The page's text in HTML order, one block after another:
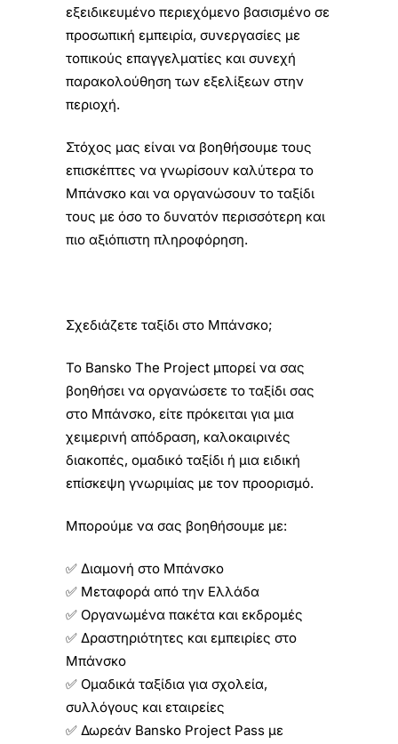
εξειδικευμένο περιεχόμενο βασισμένο σε
προσωπική εμπειρία, συνεργασίες με
τοπικούς επαγγελματίες και συνεχή
παρακολούθηση των εξελίξεων στην
περιοχή.
Στόχος μας είναι να βοηθήσουμε τους
επισκέπτες να γνωρίσουν καλύτερα το
Μπάνσκο και να οργανώσουν το ταξίδι
τους με όσο το δυνατόν περισσότερη και
πιο αξιόπιστη πληροφόρηση.
Σχεδιάζετε ταξίδι στο Μπάνσκο;
Το Bansko The Project μπορεί να σας
βοηθήσει να οργανώσετε το ταξίδι σας
στο Μπάνσκο, είτε πρόκειται για μια
χειμερινή απόδραση, καλοκαιρινές
διακοπές, ομαδικό ταξίδι ή μια ειδική
επίσκεψη γνωριμίας με τον προορισμό.
Μπορούμε να σας βοηθήσουμε με:
✅ Διαμονή στο Μπάνσκο
✅ Μεταφορά από την Ελλάδα
✅ Οργανωμένα πακέτα και εκδρομές
✅ Δραστηριότητες και εμπειρίες στο
Μπάνσκο
✅ Ομαδικά ταξίδια για σχολεία,
συλλόγους και εταιρείες
✅ Δωρεάν Bansko Project Pass με